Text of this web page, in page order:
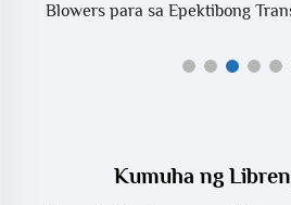
Blowers para sa Epektibong
Kumuha ng